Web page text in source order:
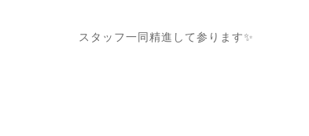
スタッフ一同精進して参ります✨